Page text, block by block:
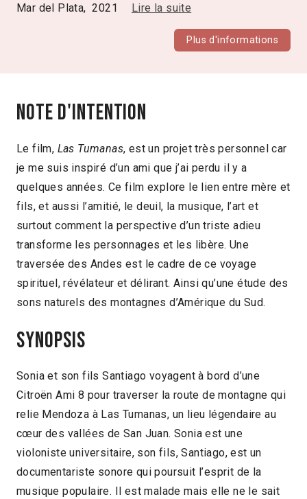
Mar del Plata, 2021
Lire la suite
Plus d'informations
Note d'intention
Le film, Las Tumanas, est un projet très personnel car
je me suis inspiré d’un ami que j’ai perdu il y a
quelques années. Ce film explore le lien entre mère et
fils, et aussi l’amitié, le deuil, la musique, l’art et
surtout comment la perspective d’un triste adieu
transforme les personnages et les libère. Une
traversée des Andes est le cadre de ce voyage
spirituel, révélateur et délirant. Ainsi qu’une étude des
sons naturels des montagnes d’Amérique du Sud.
Synopsis
Sonia et son fils Santiago voyagent à bord d’une
Citroën Ami 8 pour traverser la route de montagne qui
relie Mendoza à Las Tumanas, un lieu légendaire au
cœur des vallées de San Juan. Sonia est une
violoniste universitaire, son fils, Santiago, est un
documentariste sonore qui poursuit l’esprit de la
musique populaire. Il est malade mais elle ne le sait